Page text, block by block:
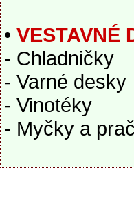
• VESTAVNÉ
- Chladničky
- Varné desky
- Vinotéky
- Myčky a